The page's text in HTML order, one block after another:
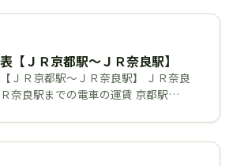
【ＪＲ京都駅～ＪＲ奈良駅】
ＪＲ京都駅～ＪＲ奈良駅】 ＪＲ奈良
奈良駅までの電車の運賃 京都駅…